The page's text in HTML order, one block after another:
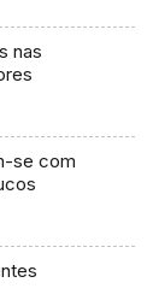
nas
se com